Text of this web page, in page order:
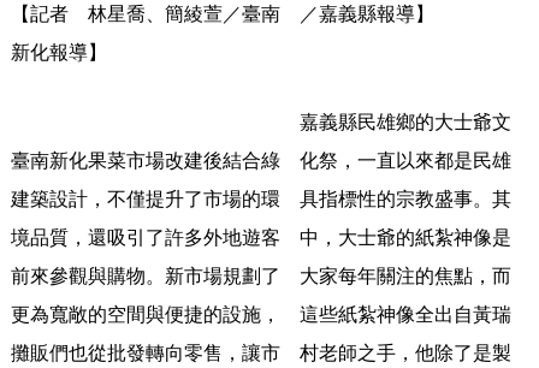
【記者 林星喬、簡綾萱／臺南
新化報導】
臺南新化果菜市場改建後結合綠
建築設計， 不僅提升了市場的環
境品質， 還吸引了許多外地遊客
前來參觀與購物。 新市場規劃了
更為寬敞的空間與便捷的設施，
攤販們也從批發轉向零售，讓市
／嘉義縣報導】
嘉義縣民雄鄉的大士爺文
化祭， 一直以來都是民雄
具指標性的宗教盛事。其
中， 大士爺的紙紮神像是
大家每年關注的焦點， 而
這些紙紮神像全出自黃瑞
村老師之手， 他除了是製